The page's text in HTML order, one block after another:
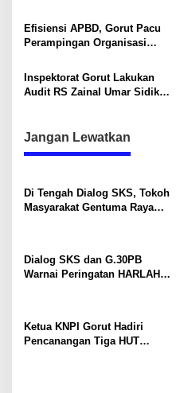
Efisiensi APBD, Gorut Pacu
Perampingan Organisasi
Inspektorat Gorut Lakukan
Audit RS Zainal Umar Sidiki,
Jangan Lewatkan
Di Tengah Dialog SKS, Tokoh
Masyarakat Gentuma Raya
Dialog SKS dan G.30PB
Warnai Peringatan HARLAH
Ketua KNPI Gorut Hadiri
Pencanangan Tiga HUT